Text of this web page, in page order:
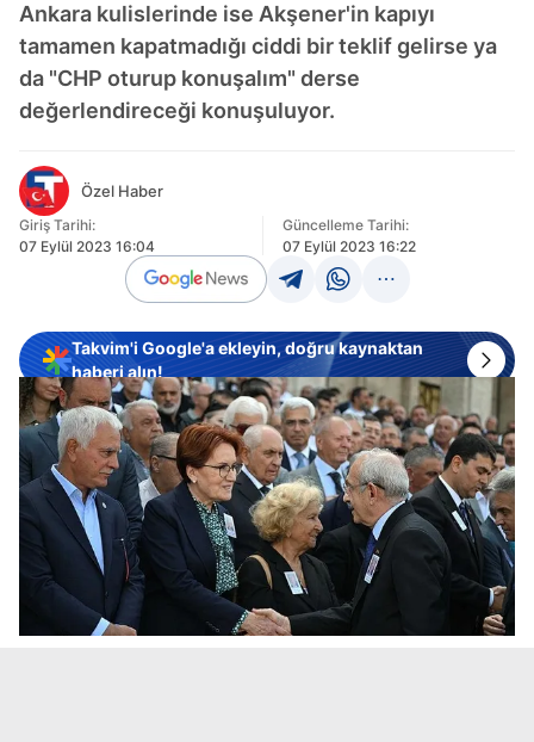
Ankara kulislerinde ise Akşener'in kapıyı
tamamen kapatmadığı ciddi bir teklif gelirse ya
da "CHP oturup konuşalım" derse
değerlendireceği konuşuluyor.
Özel Haber
Giriş Tarihi:
07 Eylül 2023 16:04
Güncelleme Tarihi:
07 Eylül 2023 16:22
Takvim'i Google'a ekleyin, doğru kaynaktan
haberi alın!